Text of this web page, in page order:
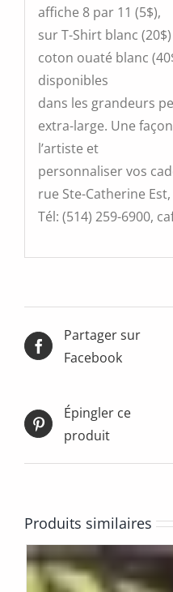
affiche 8 par 11 (5$),
sur T-Shirt blanc
coton ouaté blanc
disponibles
dans les grandeurs
extra-large. Une
l’artiste et
personnaliser vos
rue Ste-Catherine
Tél: (514) 259-6900,
Partager sur
Facebook
Épingler ce
produit
Produits similaires